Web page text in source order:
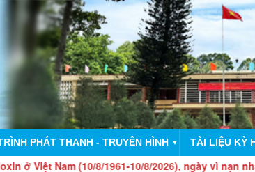
PHÁT THANH - TRUYỀN HÌNH ▼ TÀI LIỆU KỲ
(10/8/1961-10/8/2026), ngày vì nạn nhân chất